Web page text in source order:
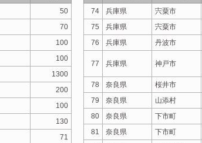
50
70
100
100
1300
200
100
130
71
74
兵庫県 宍粟市
75
兵庫県 宍粟市
76
兵庫県 丹波市
77 兵庫県 神戸市
78 奈良県 桜井市
79
奈良県 山添村
80
奈良県 下市町
81
奈良県 下市町